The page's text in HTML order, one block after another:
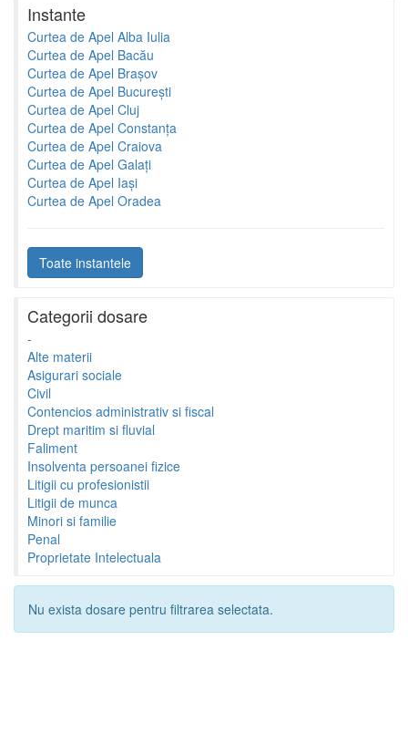
Instante
Curtea de Apel Alba Iulia
Curtea de Apel Bacău
Curtea de Apel Brașov
Curtea de Apel București
Curtea de Apel Cluj
Curtea de Apel Constanța
Curtea de Apel Craiova
Curtea de Apel Galați
Curtea de Apel Iași
Curtea de Apel Oradea
Toate instantele
Categorii dosare
-
Alte materii
Asigurari sociale
Civil
Contencios administrativ si fiscal
Drept maritim si fluvial
Faliment
Insolventa persoanei fizice
Litigii cu profesionistii
Litigii de munca
Minori si familie
Penal
Proprietate Intelectuala
Nu exista dosare pentru filtrarea selectata.